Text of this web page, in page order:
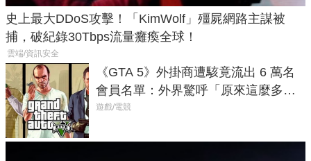
史上最大DDoS攻擊！「KimWolf」殭屍網路主謀被
捕，破紀錄30Tbps流量癱瘓全球！
雲端/資訊安全
《GTA 5》外掛商遭駭竟流出 6 萬名
會員名單：外界驚呼「原來這麼多人
在開掛！」
遊戲/電競